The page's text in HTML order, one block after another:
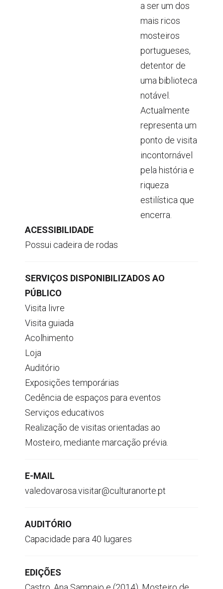
a ser um dos
mais ricos
mosteiros
portugueses,
detentor de
uma biblioteca
notável.
Actualmente
representa um
ponto de visita
incontornável
pela história e
riqueza
estilística que
encerra.
ACESSIBILIDADE
Possui cadeira de rodas
SERVIÇOS DISPONIBILIZADOS AO
PÚBLICO
Visita livre
Visita guiada
Acolhimento
Loja
Auditório
Exposições temporárias
Cedência de espaços para eventos
Serviços educativos
Realização de visitas orientadas ao
Mosteiro, mediante marcação prévia.
E-MAIL
valedovarosa.visitar@culturanorte.pt
AUDITÓRIO
Capacidade para 40 lugares
EDIÇÕES